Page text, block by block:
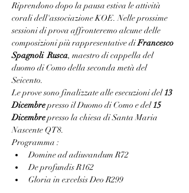
Riprendono dopo la pausa estiva le attività
corali dell'associazione KOE. Nelle prossime
sessioni di prova affronteremo alcune delle
composizioni più rappresentative di Francesco
Spagnoli  Rusca, maestro di cappella del
duomo di Como della seconda metà del
Seicento.
Le prove sono finalizzate alle esecuzioni del 13
Dicembre presso il Duomo di Como e del 15
Dicembre presso la chiesa di Santa Maria
Nascente QT8.
Programma :
Domine ad adiuvandum R72
De profundis R162
Gloria in excelsis Deo R299